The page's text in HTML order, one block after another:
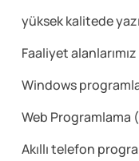
yüksek kalitede
Faaliyet
Windows
Web Programlama
Akıllı telefon